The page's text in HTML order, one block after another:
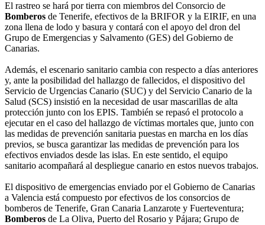
El rastreo se hará por tierra con miembros del Consorcio de
Bomberos de Tenerife, efectivos de la BRIFOR y la EIRIF, en una
zona llena de lodo y basura y contará con el apoyo del dron del
Grupo de Emergencias y Salvamento (GES) del Gobierno de
Canarias.
Además, el escenario sanitario cambia con respecto a días anteriores
y, ante la posibilidad del hallazgo de fallecidos, el dispositivo del
Servicio de Urgencias Canario (SUC) y del Servicio Canario de la
Salud (SCS) insistió en la necesidad de usar mascarillas de alta
protección junto con los EPIS. También se repasó el protocolo a
ejecutar en el caso del hallazgo de víctimas mortales que, junto con
las medidas de prevención sanitaria puestas en marcha en los días
previos, se busca garantizar las medidas de prevención para los
efectivos enviados desde las islas. En este sentido, el equipo
sanitario acompañará al despliegue canario en estos nuevos trabajos.
El dispositivo de emergencias enviado por el Gobierno de Canarias
a Valencia está compuesto por efectivos de los consorcios de
bomberos de Tenerife, Gran Canaria Lanzarote y Fuerteventura;
Bomberos de La Oliva, Puerto del Rosario y Pájara; Grupo de